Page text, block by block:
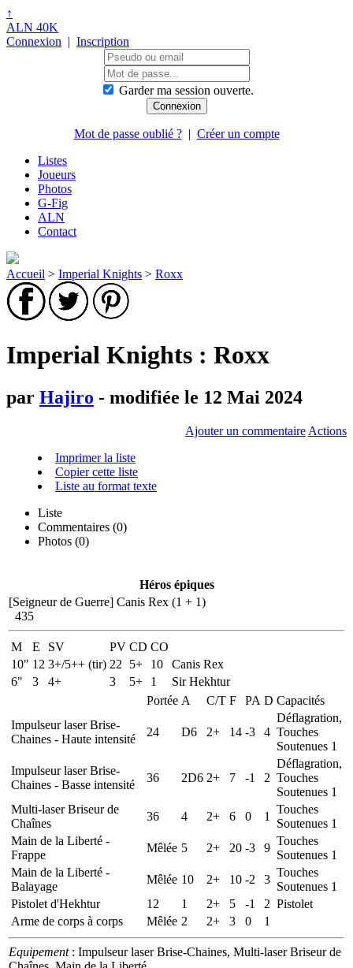
↑
ALN 40K
Connexion | Inscription
Garder ma session ouverte.
Mot de passe oublié ?| Créer un compte
Listes
Joueurs
Photos
G-Fig
ALN
Contact
Accueil > Imperial Knights > Roxx
Imperial Knights : Roxx
par Hajiro - modifiée le 12 Mai 2024
Ajouter un commentaire Actions
Imprimer la liste
Copier cette liste
Liste au format texte
Liste
Commentaires (0)
Photos (0)
Héros épiques
[Seigneur de Guerre] Canis Rex (1 + 1)
435
M E SV PV CD CO
10" 12 3+/5++ (tir) 22 5+ 10
Canis Rex
6"
3 4+ 3 5+ 1
Sir Hekhtur
Portée A C/T F PA D Capacités
Impulseur laser Brise-
Chaines - Haute intensité
24 D6 2+ 14 -3 4
Déflagration,
Touches
Soutenues 1
Impulseur laser Brise-
Chaines - Basse intensité
36 2D6 2+ 7 -1 2
Déflagration,
Touches
Soutenues 1
Multi-laser Briseur de
Chaînes
36 4 2+ 6 0 1
Touches
Soutenues 1
Main de la Liberté -
Frappe
Mêlée 5 2+ 20 -3 9
Touches
Soutenues 1
Main de la Liberté -
Balayage
Mêlée 10 2+ 10 -2 3
Touches
Soutenues 1
Pistolet d'Hekhtur
12 1 2+ 5 -1 2 Pistolet
Arme de corps à corps
Mêlée 2 2+ 3 0 1
Equipement: Impulseur laser Brise-Chaines, Multi-laser Briseur de